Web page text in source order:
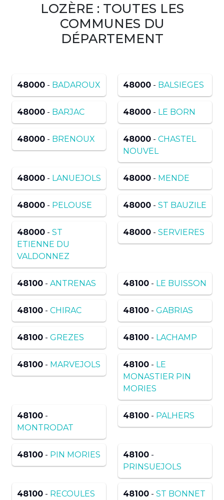
LOZÈRE : TOUTES LES
COMMUNES DU
DÉPARTEMENT
48000 - BADAROUX 48000 - BALSIEGES
48000 - BARJAC 48000 - LE BORN
48000 - BRENOUX 48000 - CHASTEL
NOUVEL
48000 - LANUEJOLS 48000 - MENDE
48000 - PELOUSE 48000 - ST BAUZILE
48000 - ST
ETIENNE DU
VALDONNEZ
48000 - SERVIERES
48100 - ANTRENAS 48100 - LE BUISSON
48100 - CHIRAC 48100 - GABRIAS
48100 - GREZES 48100 - LACHAMP
48100 - MARVEJOLS 48100 - LE
MONASTIER PIN
MORIES
48100 -
MONTRODAT
48100 - PALHERS
48100 - PIN MORIES 48100 -
PRINSUEJOLS
48100 - RECOULES
48100 - ST BONNET